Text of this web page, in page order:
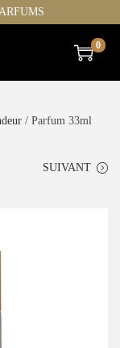
0
/ Parfum 33ml
SUIVANT